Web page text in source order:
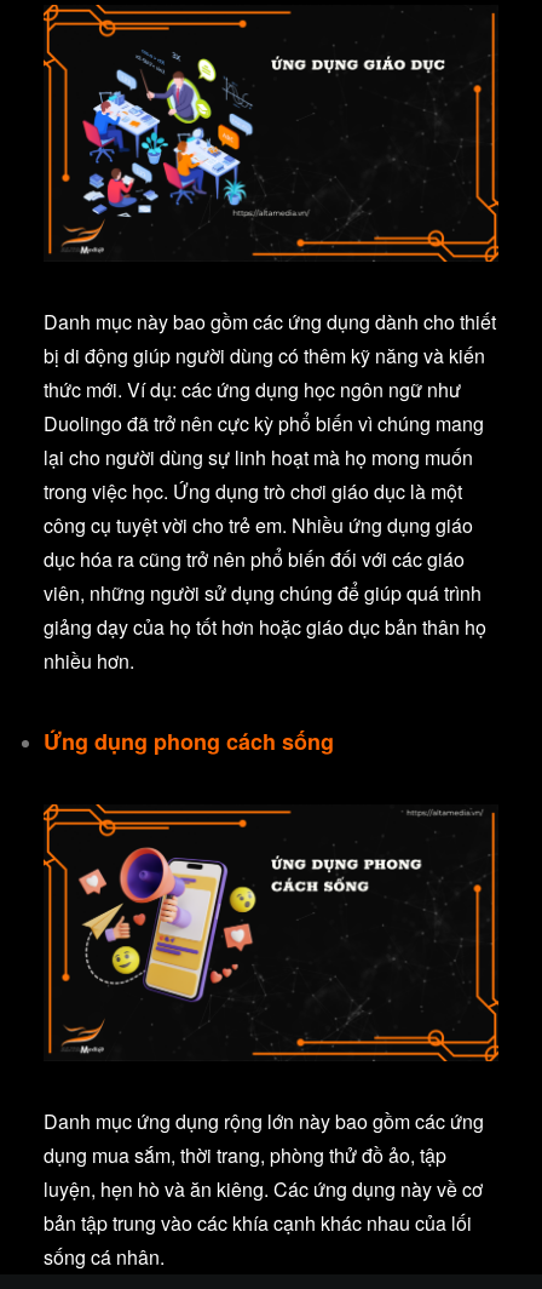
Danh mục này bao gồm các ứng dụng dành cho thiết
bị di động giúp người dùng có thêm kỹ năng và kiến
thức mới. Ví dụ: các ứng dụng học ngôn ngữ như
Duolingo đã trở nên cực kỳ phổ biến vì chúng mang
lại cho người dùng sự linh hoạt mà họ mong muốn
trong việc học. Ứng dụng trò chơi giáo dục là một
công cụ tuyệt vời cho trẻ em. Nhiều ứng dụng giáo
dục hóa ra cũng trở nên phổ biến đối với các giáo
viên, những người sử dụng chúng để giúp quá trình
giảng dạy của họ tốt hơn hoặc giáo dục bản thân họ
nhiều hơn.
Ứng dụng phong cách sống
Danh mục ứng dụng rộng lớn này bao gồm các ứng
dụng mua sắm, thời trang, phòng thử đồ ảo, tập
luyện, hẹn hò và ăn kiêng. Các ứng dụng này về cơ
bản tập trung vào các khía cạnh khác nhau của lối
sống cá nhân.